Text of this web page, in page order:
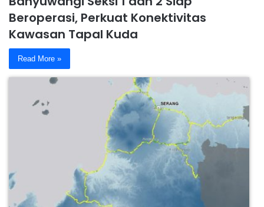
Beroperasi, Perkuat Konektivitas
Kawasan Tapal Kuda
Read More »